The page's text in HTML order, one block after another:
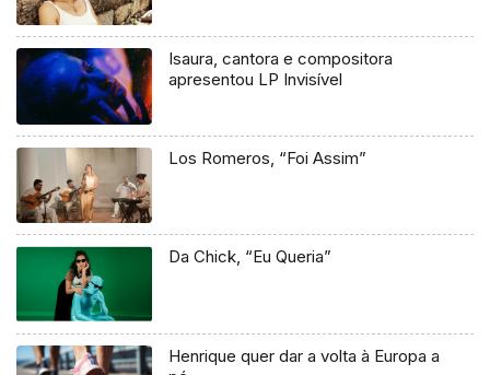
Isaura, cantora e compositora
apresentou LP Invisível
Los Romeros, “Foi Assim”
Da Chick, “Eu Queria”
Henrique quer dar a volta à Europa a